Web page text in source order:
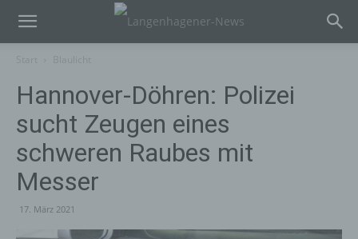
Hannover-Döhren: Polizei
sucht Zeugen eines
schweren Raubes mit
Messer
17. März 2021